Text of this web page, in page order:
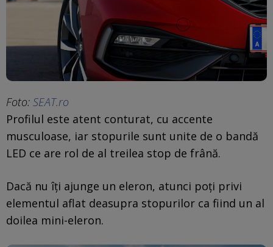
Foto: SEAT.ro
Profilul este atent conturat, cu accente
musculoase, iar stopurile sunt unite de o bandă
LED ce are rol de al treilea stop de frână.
Dacă nu îți ajunge un eleron, atunci poți privi
elementul aflat deasupra stopurilor ca fiind un al
doilea mini-eleron.